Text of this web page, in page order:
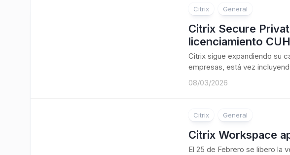
Citrix General
Citrix Secure
licenciamiento
Citrix sigue expandiendo su
empresas, está vez
08/03/2026
Citrix General
Citrix Workspace
El 25 de Febrero se libero la